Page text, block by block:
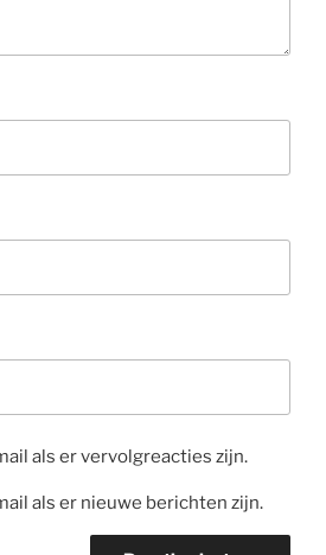
als er vervolgreacties zijn.
als er nieuwe berichten zijn.